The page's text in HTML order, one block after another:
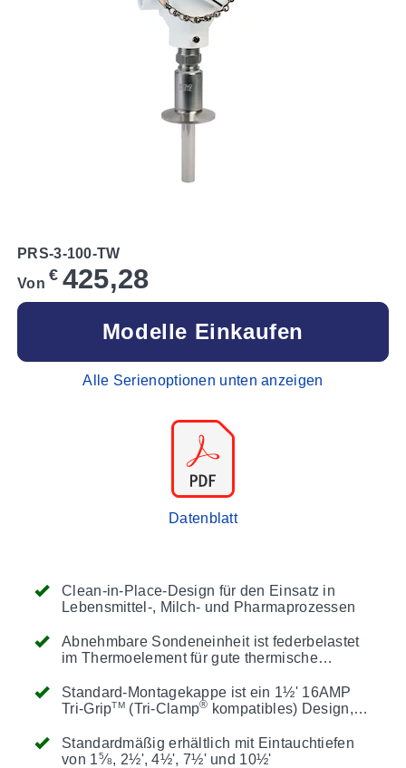
Clean-in-Place-Design für den Einsatz in
Lebensmittel-, Milch- und Pharmaprozessen
Abnehmbare Sondeneinheit ist federbelastet
im Thermoelement für gute thermische
Standard-Montagekappe ist ein 1½' 16AMP
Tri-GripTM(Tri-Clamp® kompatibles) Design,
verfügbar
Standardmäßig erhältlich mit Eintauchtiefen
von 15⁄8, 2½', 4½', 7½' und 10½'
PRS-3-100-TW
Von € 425,28
Modelle Einkaufen
Alle Serienoptionen unten anzeigen
Datenblatt